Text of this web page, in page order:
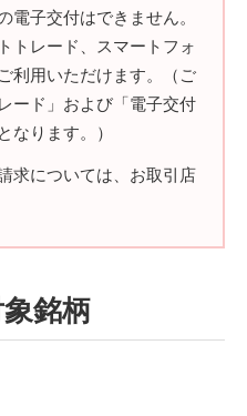
電子交付はできません。
トレード、スマートフォ
利用いただけます。（ご
ード」および「電子交付
なります。）
求については、お取引店
銘柄